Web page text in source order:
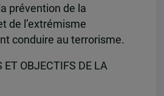
prévention de la
de l’extrémisme
conduire au terrorisme.
ET OBJECTIFS DE LA